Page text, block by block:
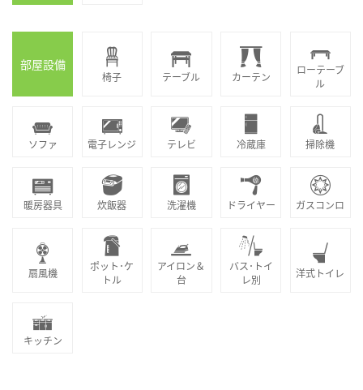
部屋設備
椅子 テーブル カーテン
ローテーブ
ル
ソファ 電子レンジ テレビ 冷蔵庫 掃除機
暖房器具 炊飯器 洗濯機 ドライヤー ガスコンロ
扇風機
ポット･ケ
トル
アイロン＆
台
バス･トイ
レ別
洋式トイレ
キッチン